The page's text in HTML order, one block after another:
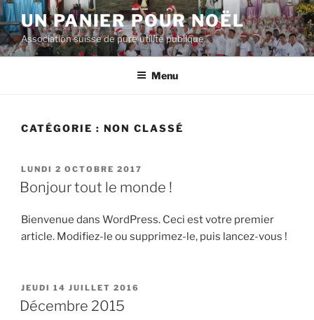
Aller
au
contenu
principal
UN PANIER POUR NOËL
Association suisse de pure utilité publique
Menu
CATÉGORIE : NON CLASSÉ
PUBLIÉ
LE
LUNDI 2 OCTOBRE 2017
Bonjour tout le monde !
Bienvenue dans WordPress. Ceci est votre premier
article. Modifiez-le ou supprimez-le, puis lancez-vous !
PUBLIÉ
LE
JEUDI 14 JUILLET 2016
Décembre 2015